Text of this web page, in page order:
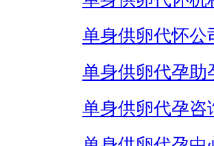
单身供卵代怀公
单身供卵代孕助
单身供卵代孕咨